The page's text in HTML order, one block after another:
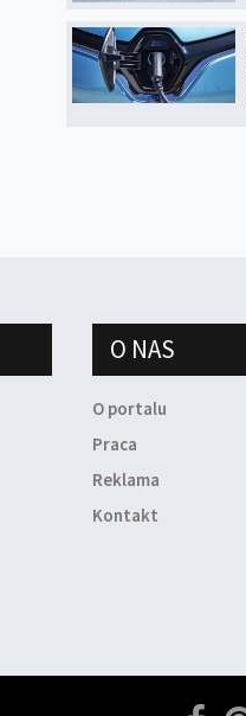
O NAS
O portalu
Praca
Reklama
Kontakt